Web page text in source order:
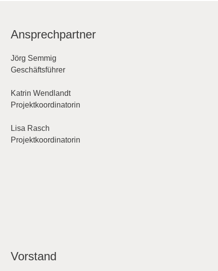
Ansprechpartner
Jörg Semmig
Geschäftsführer
Katrin Wendlandt
Projektkoordinatorin
Lisa Rasch
Projektkoordinatorin
Vorstand